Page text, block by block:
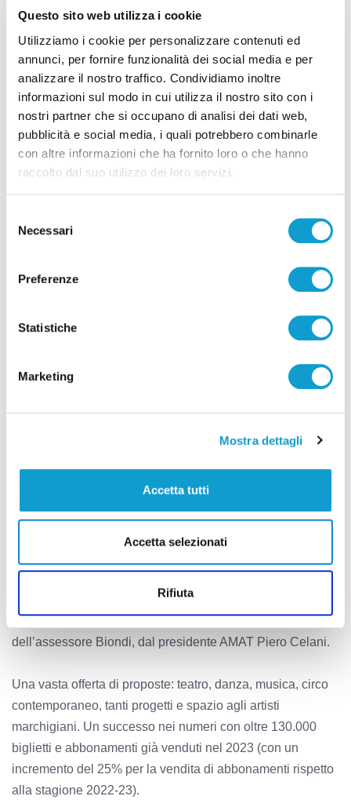
Questo sito web utilizza i cookie
Utilizziamo i cookie per personalizzare contenuti ed
annunci, per fornire funzionalità dei social media e per
analizzare il nostro traffico. Condividiamo inoltre
informazioni sul modo in cui utilizza il nostro sito con i
nostri partner che si occupano di analisi dei dati web,
pubblicità e social media, i quali potrebbero combinarle
con altre informazioni che ha fornito loro o che hanno
raccolto dal suo utilizzo dei loro servizi.
delNecessari
Preferenze
Statistiche
Marketing
Mostra dettagli
Accetta tutti
Accetta selezionati
Rifiuta
Cultura come innovazione. A questo risponde ArtLab un
appuntamento dedicato all’innovazione delle politiche, dei
programmi e delle pratiche culturali, promosso da
Fondazione Fitzcarraldo in partnership con una rete di enti
e soggetti pubblico privati nazionali e internazionali, tra cui
la Regione Marche. Quest’anno, in primavera, una
sessione di ArtLab si terrà a Montalto delle Marche. Il
Comune della provincia di Ascoli Piceno è infatti risultato il
primo classificato tra i Comuni marchigiani nell’ambito
della misura del Pnrr ‘Attrattività dei borghi’ Linea A, con
destinati alla rigenerazione culturale, sociale ed
ricevendo un premio di venti milioni di euro. Alla Bit erano
(Responsabile progetto ArtLab Fondazione Fitzcarraldo),
Daniel Matricardi (sindaco Comune Montalto delle
Spettacolo dal vivo
vivo. Il ricco programma per la platea delle Marche AMAT,
che spettacolo! È stato illustrato, sempre alla presenza
dell’assessore Biondi, dal presidente AMAT Piero Celani.
Una vasta offerta di proposte: teatro, danza, musica, circo
contemporaneo, tanti progetti e spazio agli artisti
marchigiani. Un successo nei numeri con oltre 130.000
biglietti e abbonamenti già venduti nel 2023 (con un
incremento del 25% per la vendita di abbonamenti rispetto
alla stagione 2022-23).